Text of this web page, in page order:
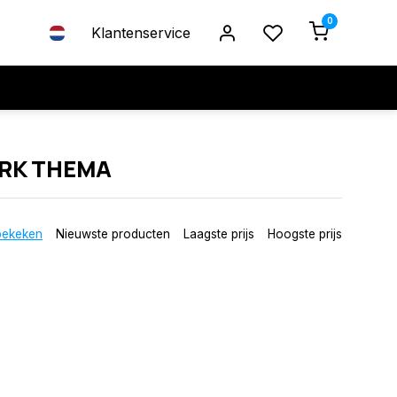
Klantenservice
0
THEMA
Nieuwste producten Laagste prijs Hoogste prijs